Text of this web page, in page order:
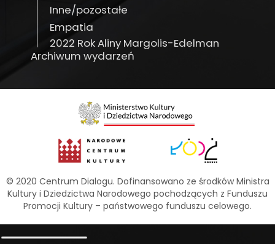
Inne/pozostałe
Empatia
2022 Rok Aliny Margolis-Edelman
Archiwum wydarzeń
© 2020 Centrum Dialogu. Dofinansowano ze środków Ministra
Kultury i Dziedzictwa Narodowego pochodzących z Funduszu
Promocji Kultury – państwowego funduszu celowego.